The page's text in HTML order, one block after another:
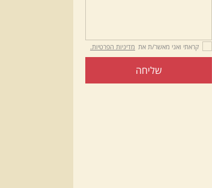
קראתי ואני מאשר/ת את מדיניות הפרטיות.
שליחה